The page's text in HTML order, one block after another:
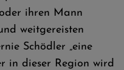
ihren Mann
weitgereisten
Schödler „eine
in dieser Region wird